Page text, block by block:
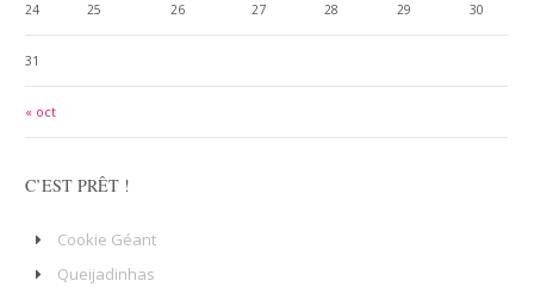
« oct
24 25 26 27 28 29 30
31
C’EST PRÊT !
Cookie Géant
Queijadinhas